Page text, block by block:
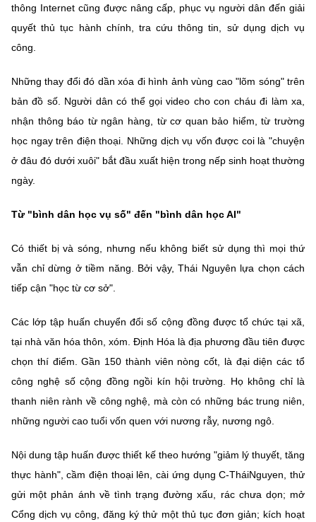
thông Internet cũng được nâng cấp, phục vụ người dân đến giải
quyết thủ tục hành chính, tra cứu thông tin, sử dụng dịch vụ
công.
Những thay đổi đó dần xóa đi hình ảnh vùng cao "lõm sóng" trên
bản đồ số. Người dân có thể gọi video cho con cháu đi làm xa,
nhận thông báo từ ngân hàng, từ cơ quan bảo hiểm, từ trường
học ngay trên điện thoại. Những dịch vụ vốn được coi là "chuyện
ở đâu đó dưới xuôi" bắt đầu xuất hiện trong nếp sinh hoạt thường
ngày.
Từ "bình dân học vụ số" đến "bình dân học AI"
Có thiết bị và sóng, nhưng nếu không biết sử dụng thì mọi thứ
vẫn chỉ dừng ở tiềm năng. Bởi vậy, Thái Nguyên lựa chọn cách
tiếp cận "học từ cơ sở".
Các lớp tập huấn chuyển đổi số cộng đồng được tổ chức tại xã,
tại nhà văn hóa thôn, xóm. Định Hóa là địa phương đầu tiên được
chọn thí điểm. Gần 150 thành viên nòng cốt, là đại diện các tổ
công nghệ số cộng đồng ngồi kín hội trường. Họ không chỉ là
thanh niên rành về công nghệ, mà còn có những bác trung niên,
những người cao tuổi vốn quen với nương rẫy, nương ngô.
Nội dung tập huấn được thiết kế theo hướng "giảm lý thuyết, tăng
thực hành", cầm điện thoại lên, cài ứng dụng C-TháiNguyen, thử
gửi một phản ánh về tình trạng đường xấu, rác chưa dọn; mở
Cổng dịch vụ công, đăng ký thử một thủ tục đơn giản; kích hoạt